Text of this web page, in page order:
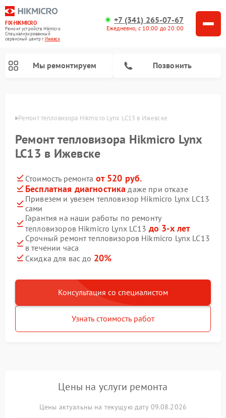
FIX-HIKMICRO
Ремонт устройств Hikmicro
Специализированный
cервисный центр г.Ижевск
+7 (341) 265-07-67
Ежедневно, с 10:00 до 20:00
Мы ремонтируем Позвонить
Ремонт тепловизора Hikmicro Lynx LC13 в Ижевске
Ремонт тепловизора Hikmicro Lynx
LC13 в Ижевске
Стоимость ремонта от 520 руб.
Бесплатная диагностика даже при отказе
Привезем и увезем тепловизор Hikmicro Lynx LC13
сами
Гарантия на наши работы по ремонту
тепловизоров Hikmicro Lynx LC13 до 3-х лет
Срочный ремонт тепловизоров Hikmicro Lynx LC13
в течении часа
Скидка для вас до 20%
Консультация со специалистом
Узнать стоимость работ
Цены на услуги ремонта
Цены актуальны на текущую дату 09.08.2026